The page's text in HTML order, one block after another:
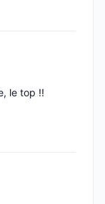
le top !!